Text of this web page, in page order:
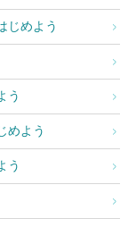
じめよう
う
めよう
う